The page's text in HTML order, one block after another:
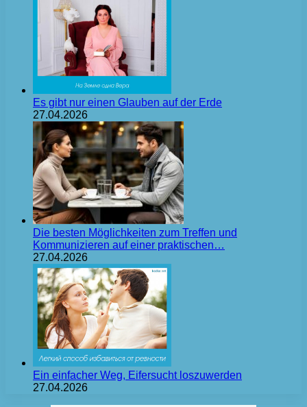
Es gibt nur einen Glauben auf der Erde
27.04.2026
Die besten Möglichkeiten zum Treffen und
Kommunizieren auf einer praktischen…
27.04.2026
Ein einfacher Weg, Eifersucht loszuwerden
27.04.2026